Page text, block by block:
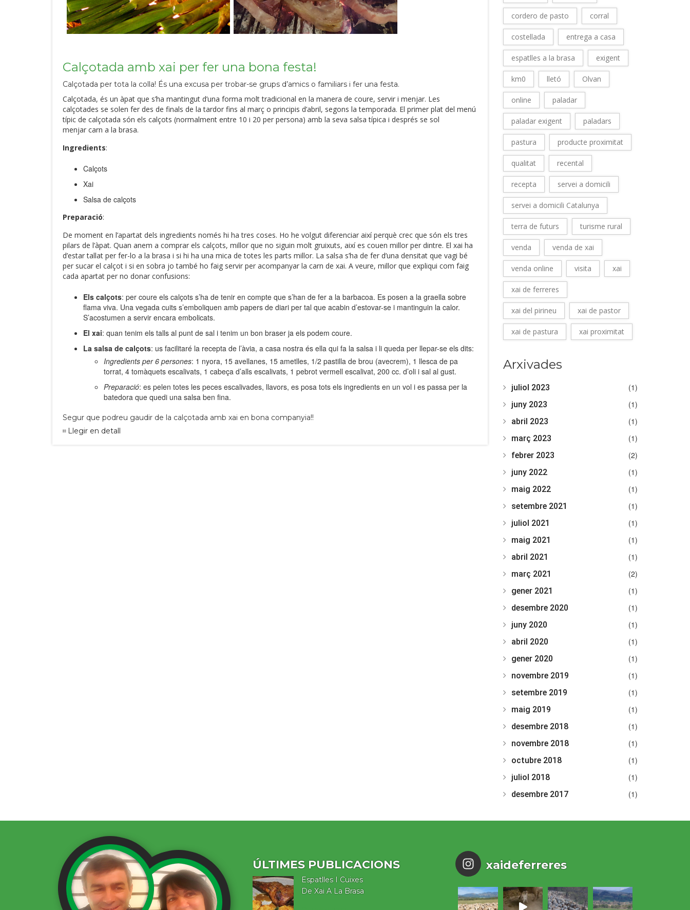
Calçotada amb xai per fer una bona festa!
Calçotada per tota la colla! És una excusa per trobar-se grups d’amics o familiars i fer una festa.
Calçotada, és un àpat que s’ha mantingut d’una forma molt tradicional en la manera de coure, servir i menjar. Les
calçotades se solen fer des de finals de la tardor fins al març o principis d’abril, segons la temporada. El primer plat del menú
típic de calçotada són els calçots (normalment entre 10 i 20 per persona) amb la seva salsa típica i després se sol
menjar carn a la brasa.
Ingredients:
Calçots
Xai
Salsa de calçots
Preparació:
De moment en l’apartat dels ingredients només hi ha tres coses. Ho he volgut diferenciar així perquè crec que són els tres
pilars de l’àpat. Quan anem a comprar els calçots, millor que no siguin molt gruixuts, així es couen millor per dintre. El xai ha
d’estar tallat per fer-lo a la brasa i si hi ha una mica de totes les parts millor. La salsa s’ha de fer d’una densitat que vagi bé
per sucar el calçot i si en sobra jo també ho faig servir per acompanyar la carn de xai. A veure, millor que expliqui com faig
cada apartat per no donar confusions:
Els calçots: per coure els calçots s’ha de tenir en compte que s’han de fer a la barbacoa. Es posen a la graella sobre
flama viva. Una vegada cuits s’emboliquen amb papers de diari per tal que acabin d’estovar-se i mantinguin la calor.
S’acostumen a servir encara embolicats.
El xai: quan tenim els talls al punt de sal i tenim un bon braser ja els podem coure.
La salsa de calçots: us facilitaré la recepta de l’àvia, a casa nostra és ella qui fa la salsa i li queda per llepar-se els dits:
Ingredients per 6 persones: 1 nyora, 15 avellanes, 15 ametlles, 1/2 pastilla de brou (avecrem), 1 llesca de pa
torrat, 4 tomàquets escalivats, 1 cabeça d’alls escalivats, 1 pebrot vermell escalivat, 200 cc. d’oli i sal al gust.
Preparació: es pelen totes les peces escalivades, llavors, es posa tots els ingredients en un vol i es passa per la
batedora que quedi una salsa ben fina.
Segur que podreu gaudir de la calçotada amb xai en bona companyia!!
Llegir en detall
cordero de pasto corral
costellada entrega a casa
espatlles a la brasa exigent
km0 lletó Olvan
online paladar
paladar exigent paladars
pastura producte proximitat
qualitat recental
recepta servei a domicili
servei a domicili Catalunya
terra de futurs turisme rural
venda venda de xai
venda online visita xai
xai de ferreres
xai del pirineu xai de pastor
xai de pastura xai proximitat
Arxivades
juliol 2023 (1)
juny 2023 (1)
abril 2023 (1)
març 2023 (1)
febrer 2023 (2)
juny 2022 (1)
maig 2022 (1)
setembre 2021 (1)
juliol 2021 (1)
maig 2021 (1)
abril 2021 (1)
març 2021 (2)
gener 2021 (1)
desembre 2020 (1)
juny 2020 (1)
abril 2020 (1)
gener 2020 (1)
novembre 2019 (1)
setembre 2019 (1)
maig 2019 (1)
desembre 2018 (1)
novembre 2018 (1)
octubre 2018 (1)
juliol 2018 (1)
desembre 2017 (1)
ÚLTIMES PUBLICACIONS
Espatlles I Cuixes
De Xai A La Brasa
xaideferreres